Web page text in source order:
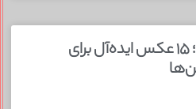
پیراهن شیک مهمانی؛ ۱۵ عکس ایده‌آل برای